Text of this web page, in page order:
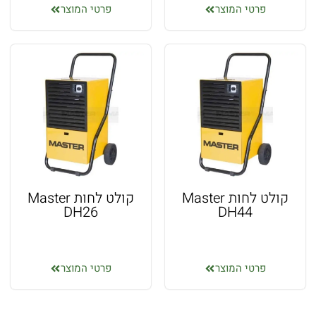
פרטי המוצר פרטי המוצר
קולט לחות Master
DH44
פרטי המוצר
קולט לחות Master
DH26
פרטי המוצר